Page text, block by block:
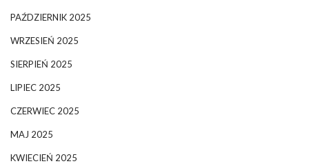
PAŹDZIERNIK 2025
WRZESIEŃ 2025
SIERPIEŃ 2025
LIPIEC 2025
CZERWIEC 2025
MAJ 2025
KWIECIEŃ 2025